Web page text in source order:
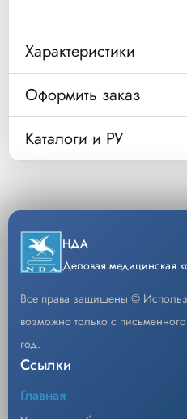
Характеристики
Оформить заказ
Каталоги и РУ
Код
840220DIEC-
RS
ИВЛ
Код 4-840220DIEC-RS
Описание 4-840220DIEC-
Кол-во
Скачать каталог
НДА
Деловая медицинская
Все права защищены ©
возможно только с
год.
Ссылки
Главная